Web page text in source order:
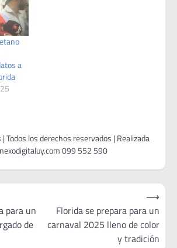
a
para un
de
Florida se prepara para un
carnaval 2025 lleno de color
y tradición
⟶